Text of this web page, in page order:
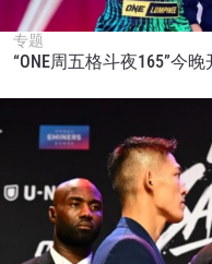
专题
“ONE周五格斗夜165”今
对手
赛事
查看集
在任何地域观看
解最新资讯、解锁
场次的最佳座位！